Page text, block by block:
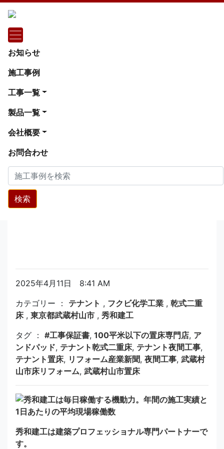
お知らせ
施工事例
工事一覧
製品一覧
会社概要
お問合わせ
検索
施工事例
東京都武蔵村山市
テナント夜間 置床工事 乾式二重床（東
京都武蔵村山市）
テナント夜間 置床工事 乾式二重床（東京都武蔵村
山市）
2025年4月11日 8:41 AM
カテゴリー ： テナント , フクビ化学工業 , 乾式二重
床, 東京都武蔵村山市 , 秀和建工
タグ ： #工事保証書, 100平米以下の置床専門店, ア
ンドパッド, テナント乾式二重床, テナント夜間工事,
テナント置床, リフォーム産業新聞, 夜間工事, 武蔵村
山市床リフォーム, 武蔵村山市置床
秀和建工は建築プロフェッショナル専門パートナーで
す。